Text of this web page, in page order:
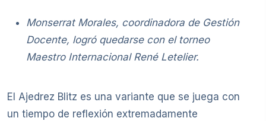
Monserrat Morales, coordinadora de Gestión
Docente, logró quedarse con el torneo
Maestro Internacional René Letelier.
El Ajedrez Blitz es una variante que se juega con
un tiempo de reflexión extremadamente